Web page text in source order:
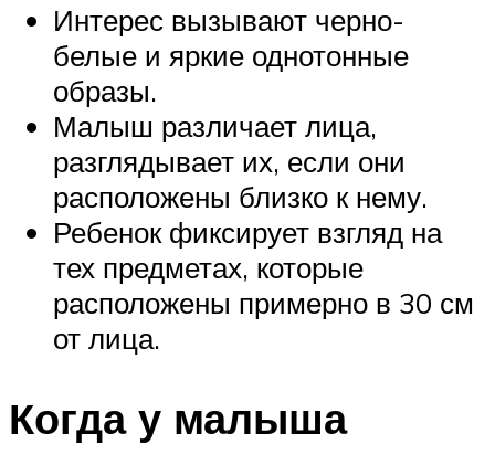
Интерес вызывают черно-
белые и яркие однотонные
образы.
Малыш различает лица,
разглядывает их, если они
расположены близко к нему.
Ребенок фиксирует взгляд на
тех предметах, которые
расположены примерно в 30 см
от лица.
Когда у малыша